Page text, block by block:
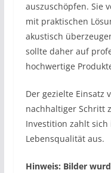
auszuschöpfen. Sie
mit praktischen
akustisch
sollte daher auf
hochwertige
Der gezielte Einsatz
nachhaltiger Schritt
Investition zahlt
Lebensqualität aus.
Hinweis: Bilder